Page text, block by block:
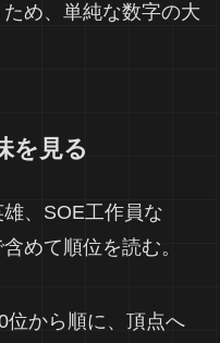
め、単純な数字の大
を見る
、SOE工作員な
めて順位を読む。
位から順に、頂点へ